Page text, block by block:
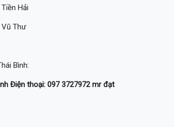
Hải
Thư
Bình:
Điện thoại: 097 3727972 mr đạt